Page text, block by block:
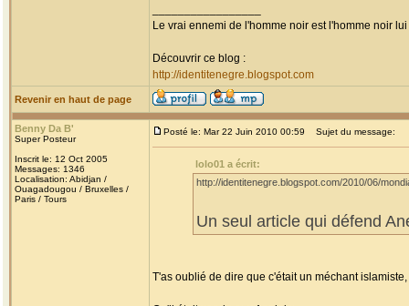
Le vrai ennemi de l'homme noir est l'homme noir
Découvrir ce blog :
http://identitenegre.blogspot.com
Revenir en haut de page
Benny Da B'
Super Posteur
Inscrit le: 12 Oct 2005
Messages: 1346
Localisation: Abidjan /
Ouagadougou / Bruxelles /
Paris / Tours
Posté le: Mar 22 Juin 2010 00:59 Sujet du message:
lolo01 a écrit:
http://identitenegre.blogspot.com/2010/06/
Un seul article qui défend
T'as oublié de dire que c'était un méchant islamiste,